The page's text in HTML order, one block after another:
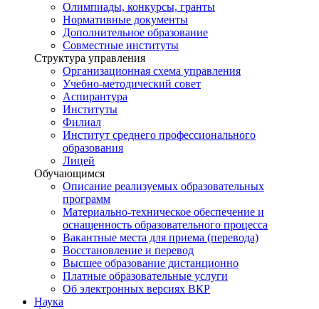
Олимпиады, конкурсы, гранты
Нормативные документы
Дополнительное образование
Совместные институты
Структура управления
Организационная схема управления
Учебно-методический совет
Аспирантура
Институты
Филиал
Институт среднего профессионального
образования
Лицей
Обучающимся
Описание реализуемых образовательных
программ
Материально-техническое обеспечение и
оснащенность образовательного процесса
Вакантные места для приема (перевода)
Восстановление и перевод
Высшее образование дистанционно
Платные образовательные услуги
Об электронных версиях ВКР
Наука